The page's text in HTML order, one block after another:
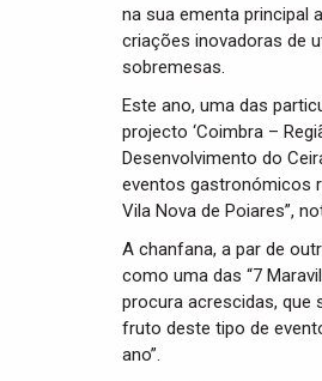
na sua ementa principal
criações inovadoras de
sobremesas.
Este ano, uma das
projecto ‘Coimbra –
Desenvolvimento do
eventos gastronómicos
Vila Nova de Poiares”,
A chanfana, a par de
como uma das “7
procura acrescidas, que
fruto deste tipo de
ano”.